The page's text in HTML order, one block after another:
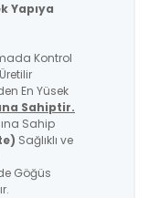
Yapıya
Kontrol
En Yüsek
Sahiptir.
Sahip
Sağlıklı ve
Göğüs